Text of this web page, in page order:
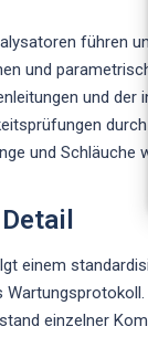
führen
und
und der
und
einem
einzelner